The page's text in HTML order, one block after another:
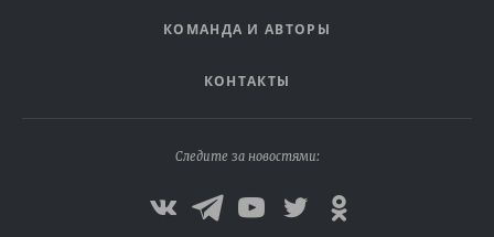
КОМАНДА И АВТОРЫ
КОНТАКТЫ
Следите за новостями: